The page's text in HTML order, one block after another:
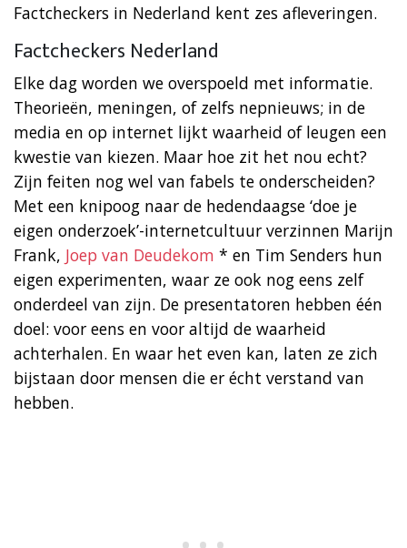
Factcheckers in Nederland kent zes afleveringen.
Factcheckers Nederland
Elke dag worden we overspoeld met informatie.
Theorieën, meningen, of zelfs nepnieuws; in de
media en op internet lijkt waarheid of leugen een
kwestie van kiezen. Maar hoe zit het nou echt?
Zijn feiten nog wel van fabels te onderscheiden?
Met een knipoog naar de hedendaagse ‘doe je
eigen onderzoek’-internetcultuur verzinnen Marijn
Frank, Joep van Deudekom * en Tim Senders hun
eigen experimenten, waar ze ook nog eens zelf
onderdeel van zijn. De presentatoren hebben één
doel: voor eens en voor altijd de waarheid
achterhalen. En waar het even kan, laten ze zich
bijstaan door mensen die er écht verstand van
hebben.